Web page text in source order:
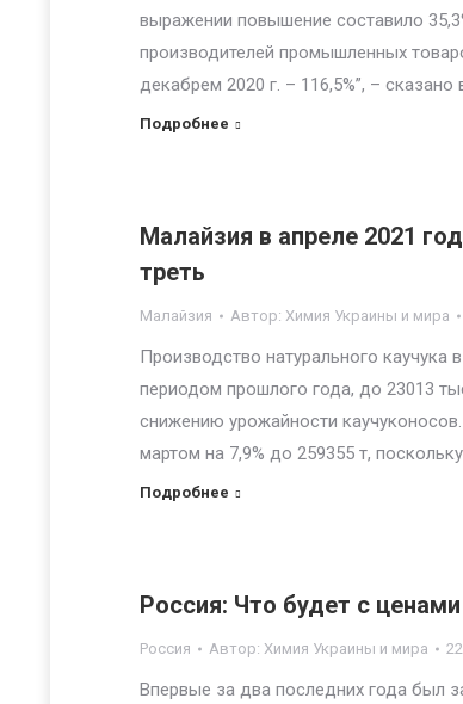
выражении повышение составило
производителей промышленных
декабрем 2020 г. – 116,5%”, – сказано
Подробнее
Малайзия в апреле 2021
треть
Малайзия Автор: Химия Украины и мира
Производство натурального каучука
периодом прошлого года, до 23013
снижению урожайности
мартом на 7,9% до 259355 т,
Подробнее
Россия: Что будет с
Россия Автор: Химия Украины и мира
Впервые за два последних года был